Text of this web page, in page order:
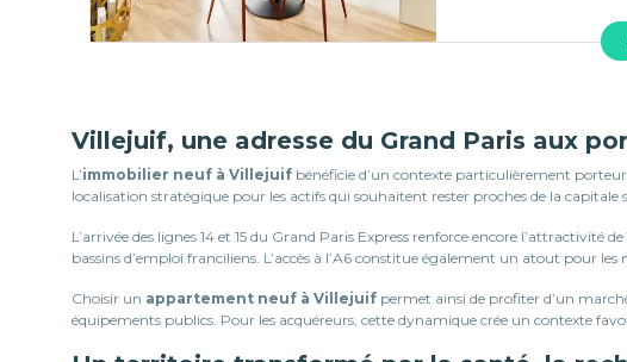
Villejuif, une adresse du Grand Paris aux
L’immobilier neuf à Villejuif bénéficie d’un contexte particulièrement
localisation stratégique pour les actifs qui souhaitent rester proches de la capitale
L’arrivée des lignes 14 et 15 du Grand Paris Express renforce encore
bassins d’emploi franciliens. L’accès à l’A6 constitue également un atout pour
Choisir un appartement neuf à Villejuif permet ainsi de profiter d’un
équipements publics. Pour les acquéreurs, cette dynamique crée un contexte